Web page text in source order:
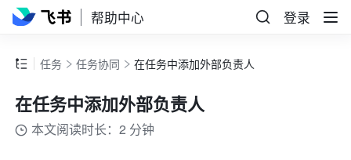
帮助中心 登录
任务 任务协同 在任务中添加外部负责人
在任务中添加外部负责人
本文阅读时长：2 分钟